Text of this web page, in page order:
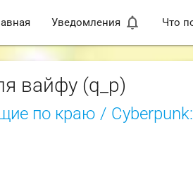
Уведомления notifications_none Что
вайфу (q_p)
по краю / Cyberpunk: